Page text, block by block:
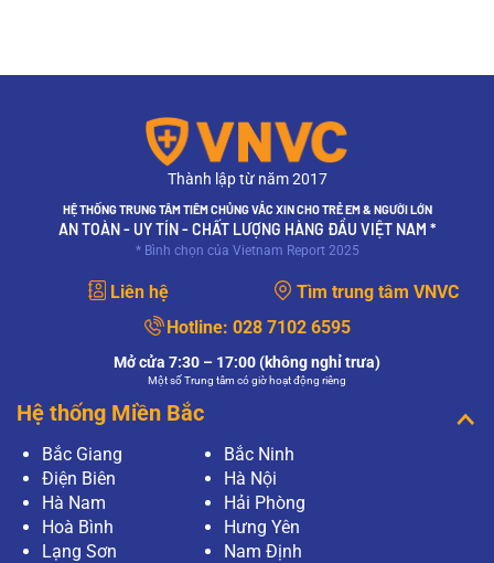
Thành lập từ năm 2017
HỆ THỐNG TRUNG TÂM TIÊM CHỦNG VẮC XIN CHO TRẺ EM & NGƯỜI LỚN
AN TOÀN - UY TÍN - CHẤT LƯỢNG HÀNG ĐẦU VIỆT NAM *
* Bình chọn của Vietnam Report 2025
Liên hệ
Tìm trung tâm VNVC
Hotline: 028 7102 6595
Mở cửa 7:30 – 17:00 (không nghỉ trưa)
Một số Trung tâm có giờ hoạt động riêng
Hệ thống Miền Bắc
Bắc Giang
Bắc Ninh
Điện Biên
Hà Nội
Hà Nam
Hải Phòng
Hoà Bình
Hưng Yên
Lạng Sơn
Nam Định